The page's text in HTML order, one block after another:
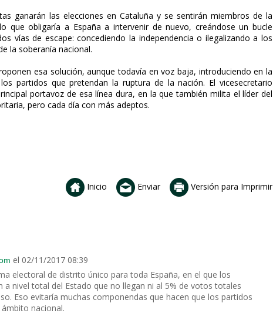
ganarán las elecciones en Cataluña y se sentirán miembros de la
que obligaría a España a intervenir de nuevo, creándose un bucle
vías de escape: concediendo la independencia o ilegalizando a los
la soberanía nacional.
esa solución, aunque todavía en voz baja, introduciendo en la
partidos que pretendan la ruptura de la nación. El vicesecretario
portavoz de esa línea dura, en la que también milita el líder del
pero cada día con más adeptos.
Inicio Enviar Versión para Imprimir
el 02/11/2017 08:39
electoral de distrito único para toda España, en el que los
nivel total del Estado que no llegan ni al 5% de votos totales
Eso evitaría muchas componendas que hacen que los partidos
nacional.